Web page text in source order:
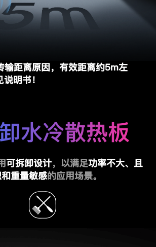
输距离原因，有效距离约5m左
明书！
水冷散热板
可拆卸设计，以满足功率不大、且
重量敏感的应用场景。